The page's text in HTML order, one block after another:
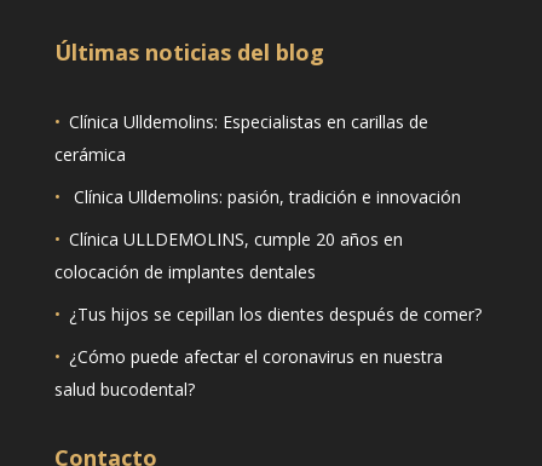
Últimas noticias del blog
• Clínica Ulldemolins: Especialistas en carillas de
cerámica
•
Clínica Ulldemolins: pasión, tradición e innovación
• Clínica ULLDEMOLINS, cumple 20 años en
colocación de implantes dentales
• ¿Tus hijos se cepillan los dientes después de comer?
• ¿Cómo puede afectar el coronavirus en nuestra
salud bucodental?
Contacto